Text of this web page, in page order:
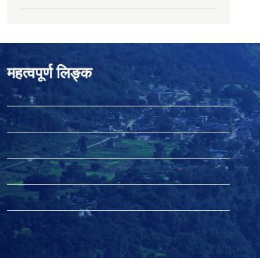
महत्वपूर्ण लिङ्क